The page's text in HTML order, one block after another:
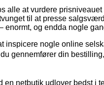
alle at vurdere
til at presse
og endda nogle
inspicere nogle online
du gennemfører din
netbutik udlover bedst i